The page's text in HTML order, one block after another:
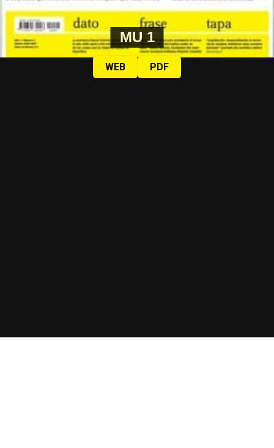
MU 1
WEB PDF